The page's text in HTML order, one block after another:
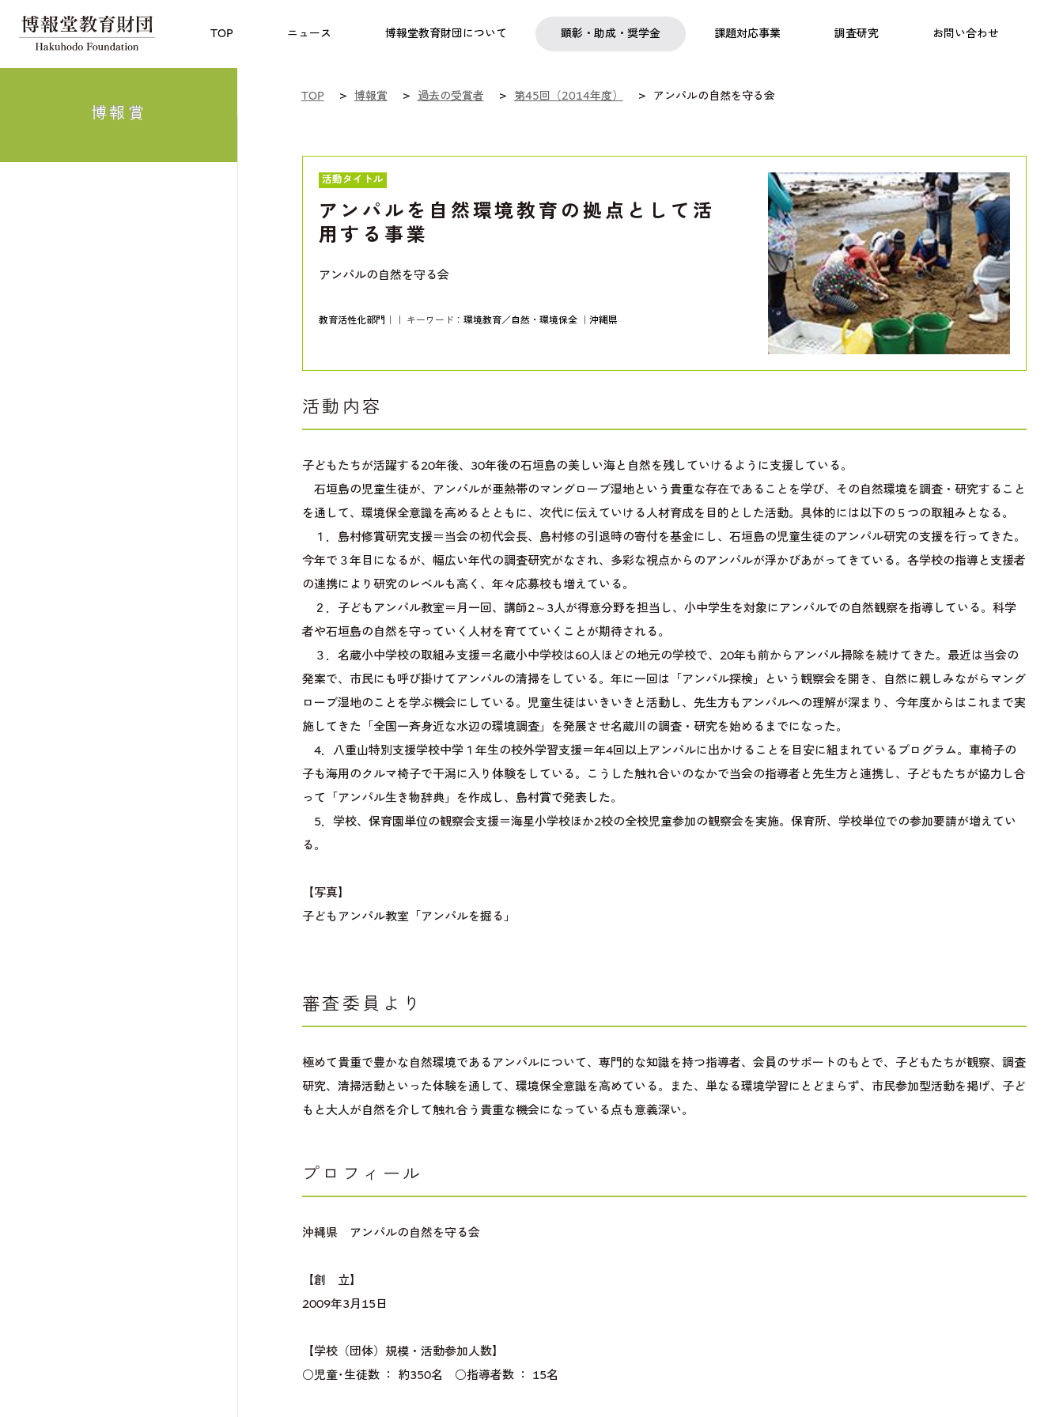
TOP ニュース 博報堂教育財団について 顕彰・助成・奨学金 課題対応事業 調査研究 お問い合わせ
についての研究助成 奨学金 フェローシップ
日本語交流
プログラム 社会啓発事業 プログラム こども研究所
博報賞
TOP 博報賞 過去の受賞者 第45回（2014年度） アンパルの自然を守る会
活動タイトル
アンパルを自然環境教育の拠点として活
用する事業
アンパルの自然を守る会
教育活性化部門 ｜｜ キーワード： 環境教育／自然・環境保全｜ 沖縄県
活動内容
子どもたちが活躍する20年後、30年後の石垣島の美しい海と自然を残していけるように支援している。
石垣島の児童生徒が、アンパルが亜熱帯のマングローブ湿地という貴重な存在であることを学び、その自然環境を調査・研究すること
を通して、環境保全意識を高めるとともに、次代に伝えていける人材育成を目的とした活動。具体的には以下の５つの取組みとなる。
１．島村修賞研究支援＝当会の初代会長、島村修の引退時の寄付を基金にし、石垣島の児童生徒のアンパル研究の支援を行ってきた。
今年で３年目になるが、幅広い年代の調査研究がなされ、多彩な視点からのアンパルが浮かびあがってきている。各学校の指導と支援者
の連携により研究のレベルも高く、年々応募校も増えている。
２．子どもアンパル教室＝月一回、講師2～3人が得意分野を担当し、小中学生を対象にアンパルでの自然観察を指導している。科学
者や石垣島の自然を守っていく人材を育てていくことが期待される。
３．名蔵小中学校の取組み支援＝名蔵小中学校は60人ほどの地元の学校で、20年も前からアンパル掃除を続けてきた。最近は当会の
発案で、市民にも呼び掛けてアンパルの清掃をしている。年に一回は「アンパル探検」という観察会を開き、自然に親しみながらマング
ローブ湿地のことを学ぶ機会にしている。児童生徒はいきいきと活動し、先生方もアンパルへの理解が深まり、今年度からはこれまで実
施してきた「全国一斉身近な水辺の環境調査」を発展させ名蔵川の調査・研究を始めるまでになった。
4．八重山特別支援学校中学１年生の校外学習支援＝年4回以上アンパルに出かけることを目安に組まれているプログラム。車椅子の
子も海用のクルマ椅子で干潟に入り体験をしている。こうした触れ合いのなかで当会の指導者と先生方と連携し、子どもたちが協力し合
って「アンパル生き物辞典」を作成し、島村賞で発表した。
5．学校、保育園単位の観察会支援＝海星小学校ほか2校の全校児童参加の観察会を実施。保育所、学校単位での参加要請が増えてい
る。
【写真】
子どもアンパル教室「アンパルを掘る」
審査委員より
極めて貴重で豊かな自然環境であるアンパルについて、専門的な知識を持つ指導者、会員のサポートのもとで、子どもたちが観察、調査
研究、清掃活動といった体験を通して、環境保全意識を高めている。また、単なる環境学習にとどまらず、市民参加型活動を掲げ、子ど
もと大人が自然を介して触れ合う貴重な機会になっている点も意義深い。
プロフィール
沖縄県 アンパルの自然を守る会
【創 立】
2009年3月15日
【学校（団体）規模・活動参加人数】
○児童･生徒数 ： 約350名 ○指導者数 ： 15名